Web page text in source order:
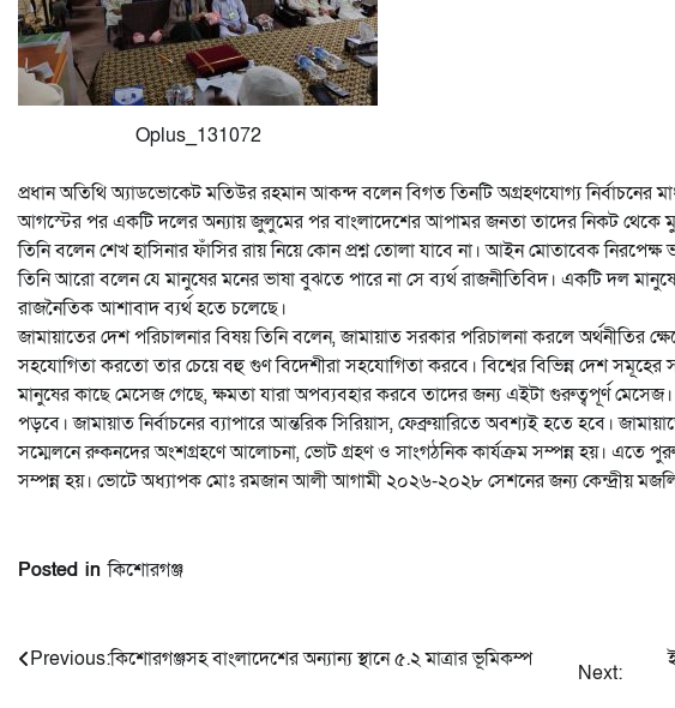
Oplus_131072
প্রধান অতিথি অ্যাডভোকেট মতিউর রহমান আকন্দ বলেন বিগত তিনটি অগ্রহণযোগ্য নির্বাচনের
আগস্টের পর একটি দলের অন্যায় জুলুমের পর বাংলাদেশের আপামর জনতা তাদের নিকট থেকে
তিনি বলেন শেখ হাসিনার ফাঁসির রায় নিয়ে কোন প্রশ্ন তোলা যাবে না। আইন মোতাবেক নিরপেক্ষ
তিনি আরো বলেন যে মানুষের মনের ভাষা বুঝতে পারে না সে ব্যর্থ রাজনীতিবিদ। একটি দল
রাজনৈতিক আশাবাদ ব্যর্থ হতে চলেছে।
জামায়াতের দেশ পরিচালনার বিষয় তিনি বলেন, জামায়াত সরকার পরিচালনা করলে অর্থনীতির
সহযোগিতা করতো তার চেয়ে বহু গুণ বিদেশীরা সহযোগিতা করবে। বিশ্বের বিভিন্ন দেশ সমূহের
মানুষের কাছে মেসেজ গেছে, ক্ষমতা যারা অপব্যবহার করবে তাদের জন্য এইটা গুরুত্বপূর্ণ
পড়বে। জামায়াত নির্বাচনের ব্যাপারে আন্তরিক সিরিয়াস, ফেব্রুয়ারিতে অবশ্যই হতে হবে।
সম্মেলনে রুকনদের অংশগ্রহণে আলোচনা, ভোট গ্রহণ ও সাংগঠনিক কার্যক্রম সম্পন্ন হয়। এতে
সম্পন্ন হয়। ভোটে অধ্যাপক মোঃ রমজান আলী আগামী ২০২৬-২০২৮ সেশনের জন্য কেন্দ্রীয়
Posted inকিশোরগঞ্জ
Post
Previous:কিশোরগঞ্জসহ বাংলাদেশের অন্যান্য স্থানে ৫.২ মাত্রার ভূমিকম্প
Next: